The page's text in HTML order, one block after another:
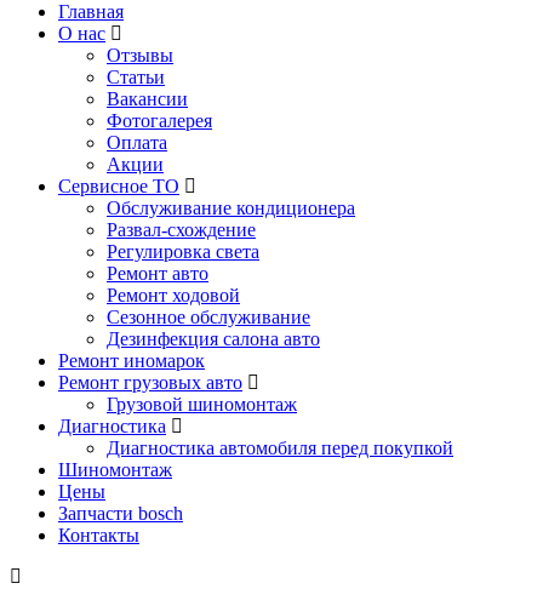
Главная
О нас
Отзывы
Статьи
Вакансии
Фотогалерея
Оплата
Акции
Сервисное ТО
Обслуживание кондиционера
Развал-схождение
Регулировка света
Ремонт авто
Ремонт ходовой
Сезонное обслуживание
Дезинфекция салона авто
Ремонт иномарок
Ремонт грузовых авто
Грузовой шиномонтаж
Диагностика
Диагностика автомобиля перед покупкой
Шиномонтаж
Цены
Запчасти bosch
Контакты